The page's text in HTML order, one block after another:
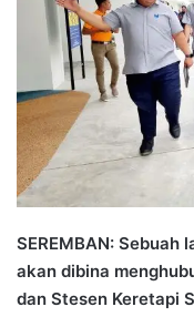
m
a
SEREMBAN: Sebuah
akan dibina
dan Stesen Keretapi